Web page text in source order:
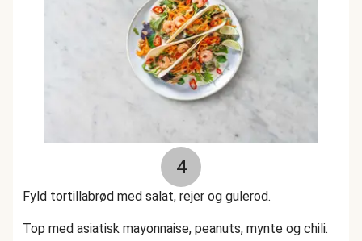
4
Fyld tortillabrød med salat, rejer og gulerod.
Top med asiatisk mayonnaise, peanuts, mynte og chili.